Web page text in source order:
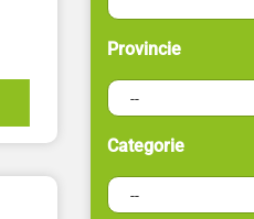
Provincie
Categorie